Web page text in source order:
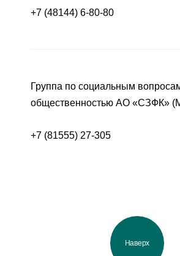
+7 (48144) 6-80-80
Группа по социальным
общественностью АО «СЗФК»
+7 (81555) 27-305
Наверх